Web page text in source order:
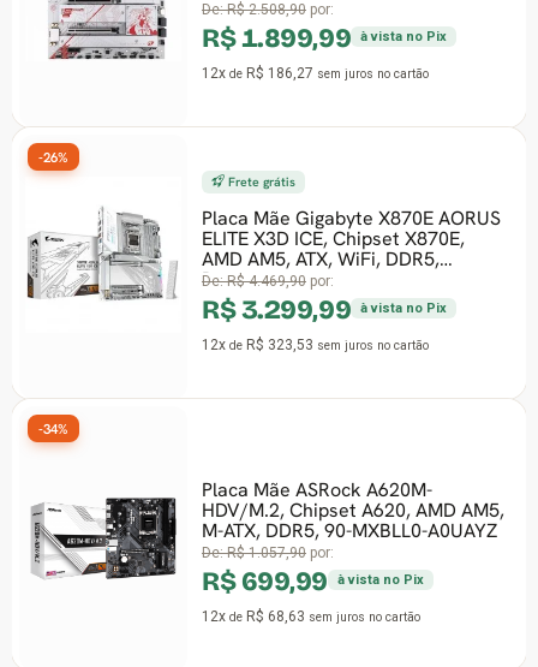
De:R$ 2.508,90por:
R$ 1.899,99 à vista no Pix
12x de R$ 186,27sem juros no cartão
Frete grátis
Placa Mãe Gigabyte X870E AORUS
ELITE X3D ICE, Chipset X870E,
AMD AM5, ATX, WiFi, DDR5,
Branco
De:R$ 4.469,90por:
R$ 3.299,99 à vista no Pix
12x de R$ 323,53sem juros no cartão
-26%
Placa Mãe ASRock A620M-
HDV/M.2, Chipset A620, AMD AM5,
M-ATX, DDR5, 90-MXBLL0-A0UAYZ
De:R$ 1.057,90por:
R$ 699,99 à vista no Pix
12x de R$ 68,63sem juros no cartão
-34%